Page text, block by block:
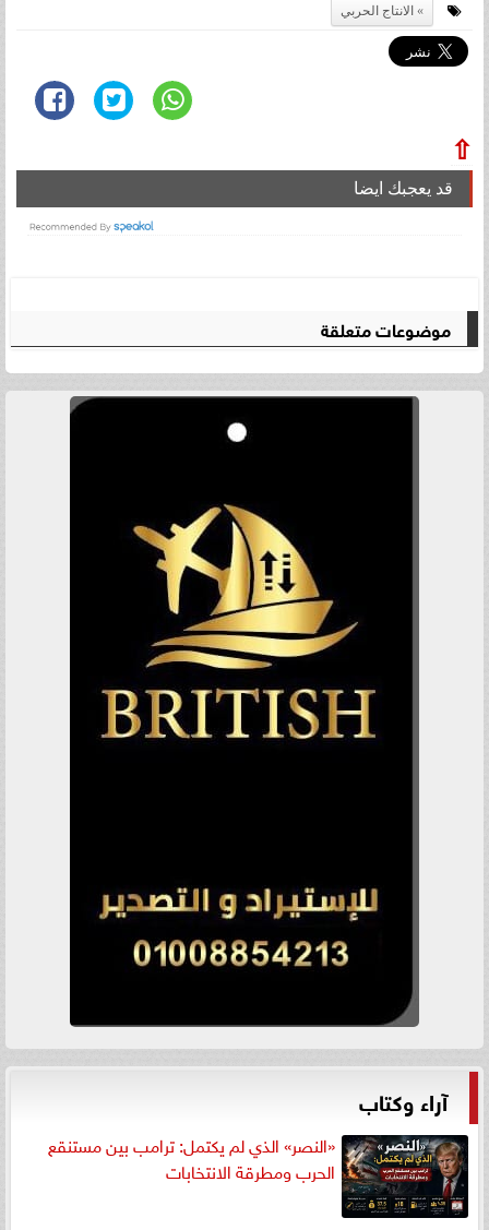
الانتاج الحربي
⇧
قد يعجبك ايضا
موضوعات متعلقة
آراء وكتاب
«النصر» الذي لم يكتمل: ترامب بين مستنقع
الحرب ومطرقة الانتخابات